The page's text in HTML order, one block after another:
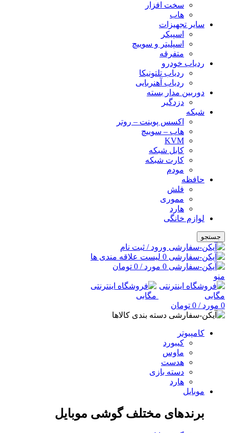
سخت افزار
هاب
سایر تجهیزات
اسپیکر
اسپلیتر و سوییچ
متفرقه
ردیاب خودرو
ردیاب تلتونیکا
ردیاب آهنربایی
دوربین مدار بسته
دزدگیر
شبکه
اکسس پوینت – روتر
هاب – سوییچ
KVM
کابل شبکه
کارت شبکه
مودم
حافظه
فلش
مموری
هارد
لوازم خانگی
جستجو
ورود / ثبت نام
0 لیست علاقه مندی ها
0 مورد/
0 تومان
منو
0 مورد/
0 تومان
دسته بندی کالاها
کامپیوتر
کیبورد
ماوس
هدست
دسته بازی
هارد
موبایل
برندهای مختلف گوشی موبایل